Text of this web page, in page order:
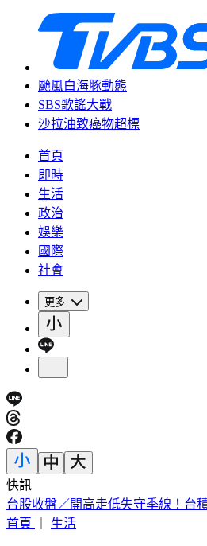
颱風白海豚動態
SBS歌謠大戰
沙拉油致癌物超標
首頁
即時
生活
政治
娛樂
國際
社會
更多
快訊
快訊／四川爆規模4.9極淺層地震！
首頁
生活